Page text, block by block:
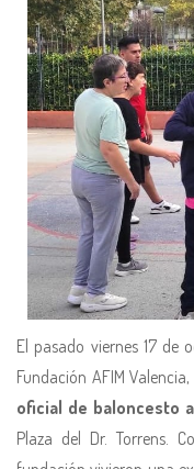
El pasado viernes 17
Fundación AFIM
oficial de baloncesto
Plaza del Dr. Torrens.